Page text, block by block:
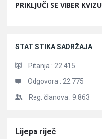
PRIKLJUČI SE VIBER KVIZU
STATISTIKA SADRŽAJA
Pitanja : 22.415
Odgovora : 22.775
Reg. članova : 9.863
Članci
Lijepa riječ